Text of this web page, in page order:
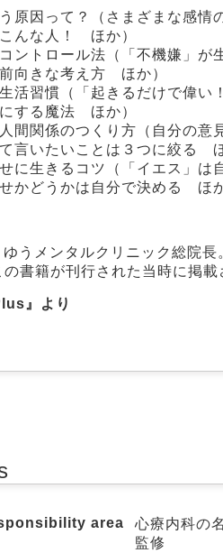
原因って？（さまざまな感情
んな人！ ほか）
ントロール法（「不機嫌」が
向きな考え方 ほか）
活習慣（「起きるだけで偉い
する魔法 ほか）
間関係のつくり方（自分の意
言いたいことは３つに絞る
に生きるコツ（「イエス」は
かどうかは自分で決める ほ
うメンタルクリニック総院
書籍が刊行された当時に掲
』より
area
心療内科の
監修